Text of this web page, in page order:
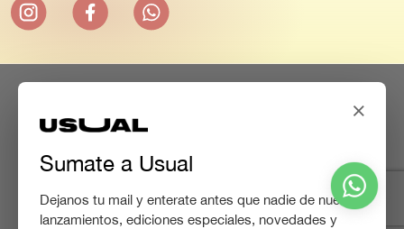
×
Sumate a Usual
Dejanos tu mail y enterate antes que nadie de nuevos
lanzamientos, ediciones especiales, novedades y